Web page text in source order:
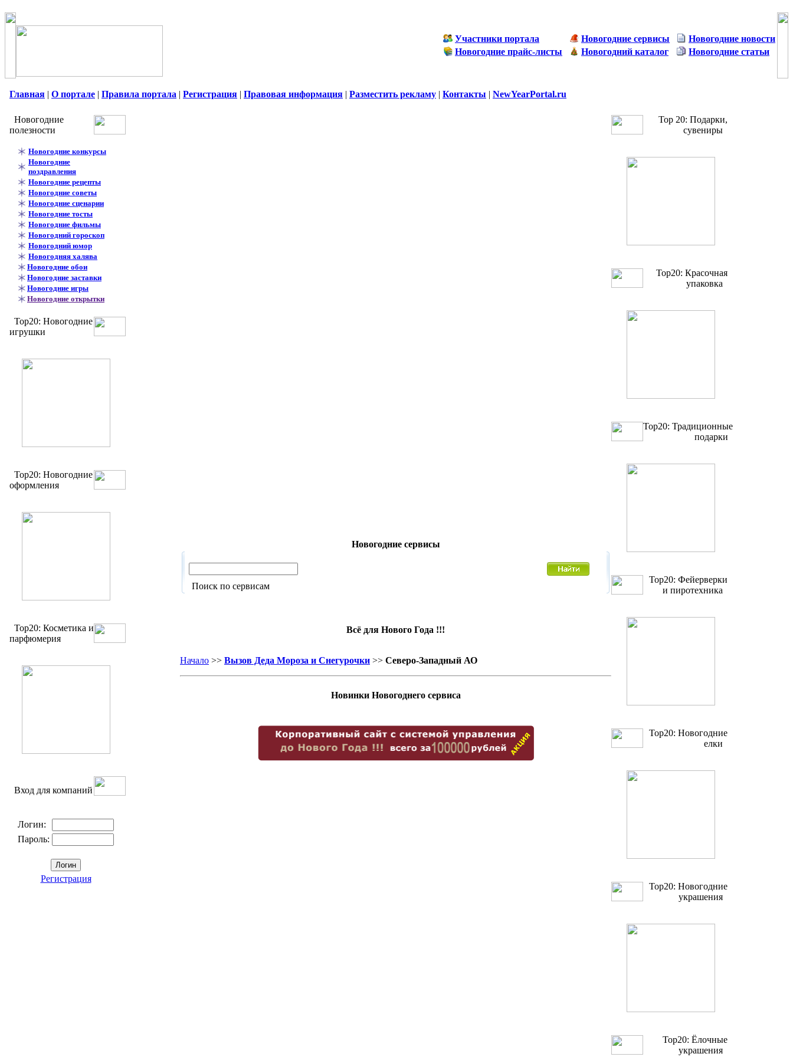
Участники портала Новогодние сервисы
Новогодние новости
Новогодние прайс-листы
Новогодний каталог Новогодние статьи
Главная | О портале | Правила портала | Регистрация | Правовая информация | Разместить рекламу | Контакты | NewYearPortal.ru
Новогодние
полезности
Новогодние конкурсы
Новогодние
поздравления
Новогодние рецепты
Новогодние советы
Новогодние сценарии
Новогодние тосты
Новогодние фильмы
Новогодний гороскоп
Новогодний юмор
Новогодняя халява
Новогодние обои
Новогодние заставки
Новогодние игры
Новогодние открытки
Top20: Новогодние
игрушки
Top20: Новогодние
оформления
Top20: Косметика и
парфюмерия
Вход для компаний
Логин:
Пароль:
Регистрация
Новогодние сервисы
Поиск по сервисам
Всё для Нового Года !!!
Начало >> Вызов Деда Мороза и Снегурочки >> Северо-Западный АО
Новинки Новогоднего сервиса
Тор 20: Подарки,
сувениры
Top20: Красочная
упаковка
Top20: Традиционные
подарки
Top20: Фейерверки
и пиротехника
Top20: Новогодние
елки
Top20: Новогодние
украшения
Top20: Ёлочные
украшения